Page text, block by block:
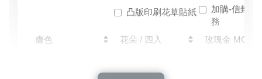
凸版印刷花草貼紙
NT$ 40
加購-信封燙
務